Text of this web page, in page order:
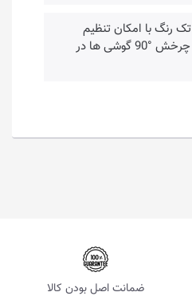
• دارای نورپردازی LED تک رنگ با امکان تنظیم
افکت تنفسی و قابلیت چرخش °90 گوشی ها در
ضمانت اصل بودن کالا